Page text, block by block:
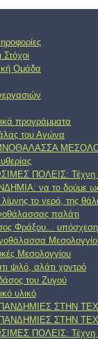
Στόχοι
Ομάδα
προγράμματα
του Αγώνα
ΠΟΛΕΙΣ: Τέχνη
να το δούμε ως
το νερό, της
παλάτι
Φράξου...
Μεσολογγίου
ψιλό, αλάτι χοντρό
του Ζυγού
υλικό
ΣΤΗΝ
ΣΤΗΝ
ΠΟΛΕΙΣ: Τέχνη